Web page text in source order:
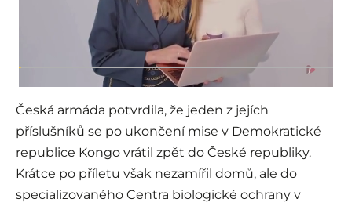
Česká armáda potvrdila, že jeden z jejích
příslušníků se po ukončení mise v Demokratické
republice Kongo vrátil zpět do České republiky.
Krátce po příletu však nezamířil domů, ale do
specializovaného Centra biologické ochrany v